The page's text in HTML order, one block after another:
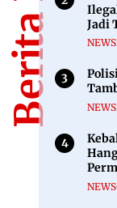
Jadi
NEWS
NEWS
NEWS